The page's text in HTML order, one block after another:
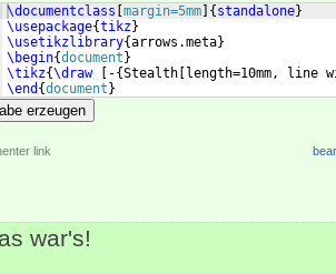
\documentclass margin=5mm { standalone}
\usepackage{tikz}
\usetikzlibrary{arrows.meta}
\begin{document }
\tikz{\draw -{Stealth
length=10mm,
\end {document }
erzeugen
link
war's!